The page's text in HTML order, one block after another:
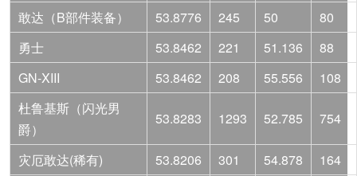
敢达（B部件装备）
53.8776 245 50
80
勇士
53.8462 221 51.136
88
GN-XIII
53.8462 208 55.556
108
杜鲁基斯（闪光男
爵）
53.8283 1293 52.785 754
灾厄敢达(稀有) 53.8206 301 54.878
164